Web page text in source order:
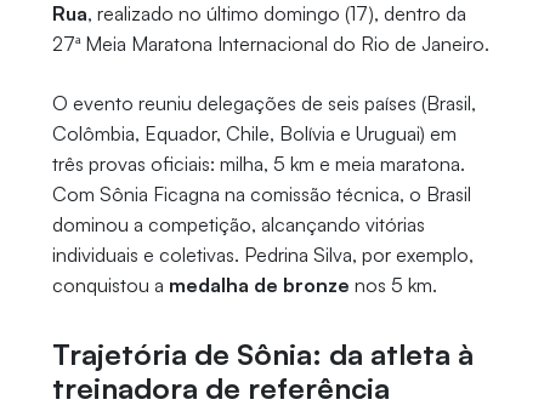
Rua, realizado no último domingo (17), dentro da
27ª Meia Maratona Internacional do Rio de Janeiro.
O evento reuniu delegações de seis países (Brasil,
Colômbia, Equador, Chile, Bolívia e Uruguai) em
três provas oficiais: milha, 5 km e meia maratona.
Com Sônia Ficagna na comissão técnica, o Brasil
dominou a competição, alcançando vitórias
individuais e coletivas. Pedrina Silva, por exemplo,
conquistou a medalha de bronze nos 5 km.
Trajetória de Sônia: da atleta à
treinadora de referência